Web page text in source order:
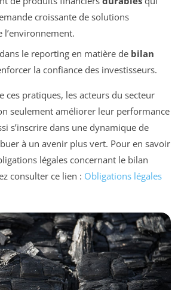
croissante de solutions
l’environnement.
le reporting en matière de bilan
la confiance des investisseurs.
ces pratiques, les acteurs du secteur
seulement améliorer leur performance
s’inscrire dans une dynamique de
à un avenir plus vert. Pour en savoir
légales concernant le bilan
consulter ce lien : Obligations légales